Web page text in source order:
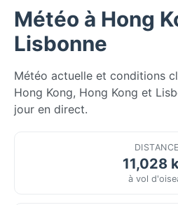
Météo à Hong
Lisbonne
Météo actuelle et conditions
Hong Kong, Hong Kong et
jour en direct.
DISTANCE
11,028
à vol